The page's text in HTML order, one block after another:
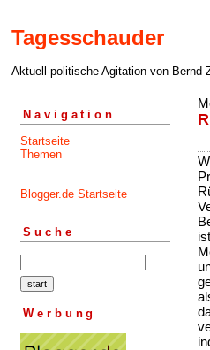
Tagesschauder
Aktuell-politische Agitation von Bernd
Navigation
Startseite
Themen
Blogger.de Startseite
Suche
Werbung